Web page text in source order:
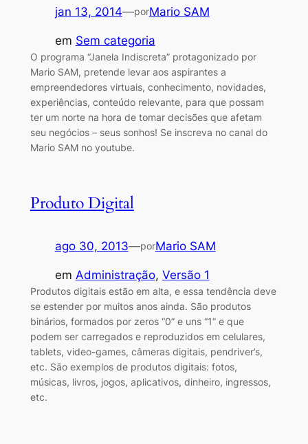
jan 13, 2014—porMario SAM
em Sem categoria
O programa “Janela Indiscreta” protagonizado por
Mario SAM, pretende levar aos aspirantes a
empreendedores virtuais, conhecimento, novidades,
experiências, conteúdo relevante, para que possam
ter um norte na hora de tomar decisões que afetam
seu negócios – seus sonhos! Se inscreva no canal do
Mario SAM no youtube.
Produto Digital
ago 30, 2013—porMario SAM
em Administração, Versão 1
Produtos digitais estão em alta, e essa tendência deve
se estender por muitos anos ainda. São produtos
binários, formados por zeros “0” e uns “1” e que
podem ser carregados e reproduzidos em celulares,
tablets, video-games, câmeras digitais, pendriver’s,
etc. São exemplos de produtos digitais: fotos,
músicas, livros, jogos, aplicativos, dinheiro, ingressos,
etc.